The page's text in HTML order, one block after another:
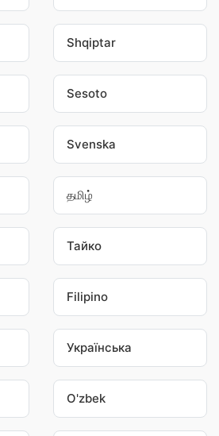
Shqiptar
Sesoto
Svenska
தமிழ்
Тайко
Filipino
Українська
O'zbek